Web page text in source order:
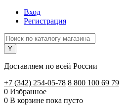
Вход
Регистрация
Доставляем по всей России
+7 (342) 254-05-78 8 800 100 69 79
0 Избранное
0 В корзине пока пусто